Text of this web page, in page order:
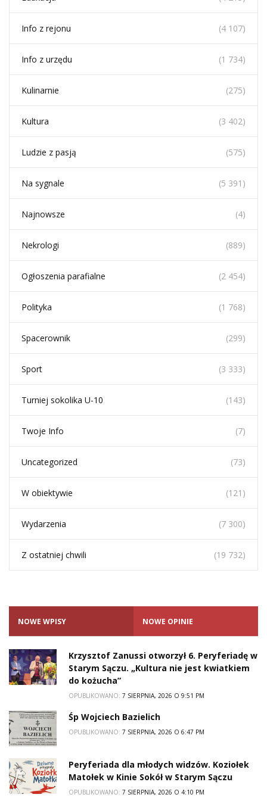
Info z rejonu (4 107)
Info z urzędu (1 734)
Kulinarnie (275)
Kultura (3 402)
Ludzie z pasją (575)
Na sygnale (5 391)
Najnowsze (4)
Nekrologi (889)
Ogłoszenia parafialne (2 454)
Polityka (1 768)
Spacerownik (299)
Sport (3 333)
Turniej sokolika U-10 (143)
Twoje Info (7)
Uncategorized (73)
W obiektywie (121)
Wydarzenia (7 300)
Z ostatniej chwili (19 732)
NOWE WPISY NOWE OPINIE
Krzysztof Zanussi otworzył 6. Peryferiadę w
Starym Sączu. „Kultura nie jest kwiatkiem
do kożucha”
OPUBLIKOWANO: 7 SIERPNIA, 2026 O 9:51 PM
Śp Wojciech Bazielich
OPUBLIKOWANO: 7 SIERPNIA, 2026 O 6:47 PM
Peryferiada dla młodych widzów. Koziołek
Matołek w Kinie Sokół w Starym Sączu
OPUBLIKOWANO: 7 SIERPNIA, 2026 O 4:10 PM